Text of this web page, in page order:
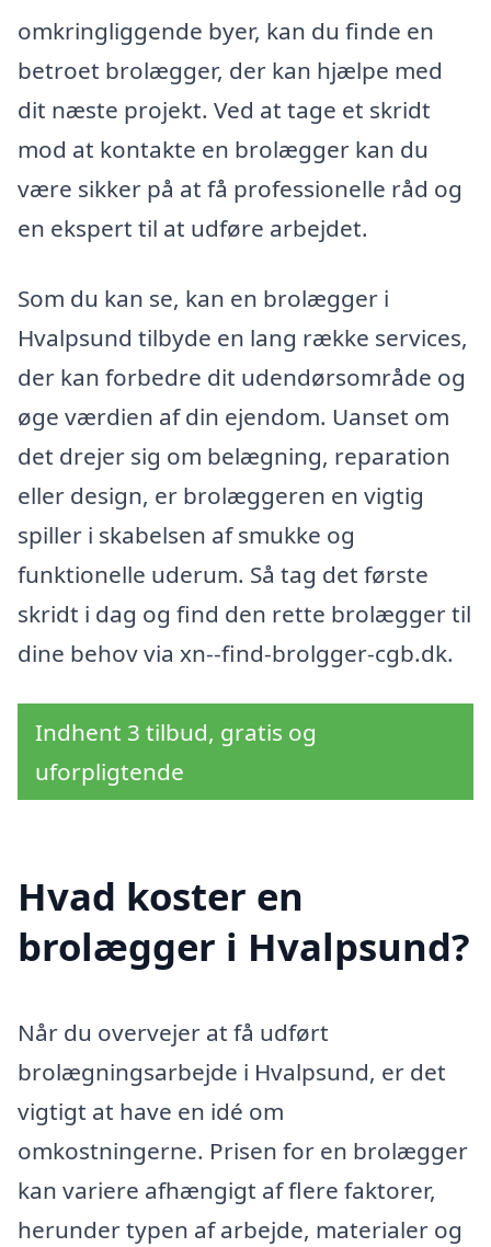
omkringliggende byer, kan du finde en
betroet brolægger, der kan hjælpe med
dit næste projekt. Ved at tage et skridt
mod at kontakte en brolægger kan du
være sikker på at få professionelle råd og
en ekspert til at udføre arbejdet.
Som du kan se, kan en brolægger i
Hvalpsund tilbyde en lang række services,
der kan forbedre dit udendørsområde og
øge værdien af din ejendom. Uanset om
det drejer sig om belægning, reparation
eller design, er brolæggeren en vigtig
spiller i skabelsen af smukke og
funktionelle uderum. Så tag det første
skridt i dag og find den rette brolægger til
dine behov via xn--find-brolgger-cgb.dk.
Indhent 3 tilbud, gratis og
uforpligtende
Hvad koster en
brolægger i Hvalpsund?
Når du overvejer at få udført
brolægningsarbejde i Hvalpsund, er det
vigtigt at have en idé om
omkostningerne. Prisen for en brolægger
kan variere afhængigt af flere faktorer,
herunder typen af arbejde, materialer og